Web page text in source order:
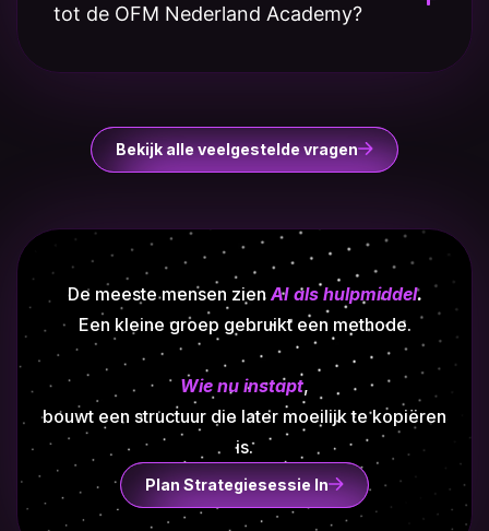
tot de OFM Nederland Academy?
Bekijk alle veelgestelde vragen
De meeste mensen zien AI als hulpmiddel.
Een kleine groep gebruikt een methode.
Wie nu instapt,
bouwt een structuur die later moeilijk te kopiëren
is.
Plan Strategiesessie In